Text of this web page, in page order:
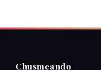
Chusmeando